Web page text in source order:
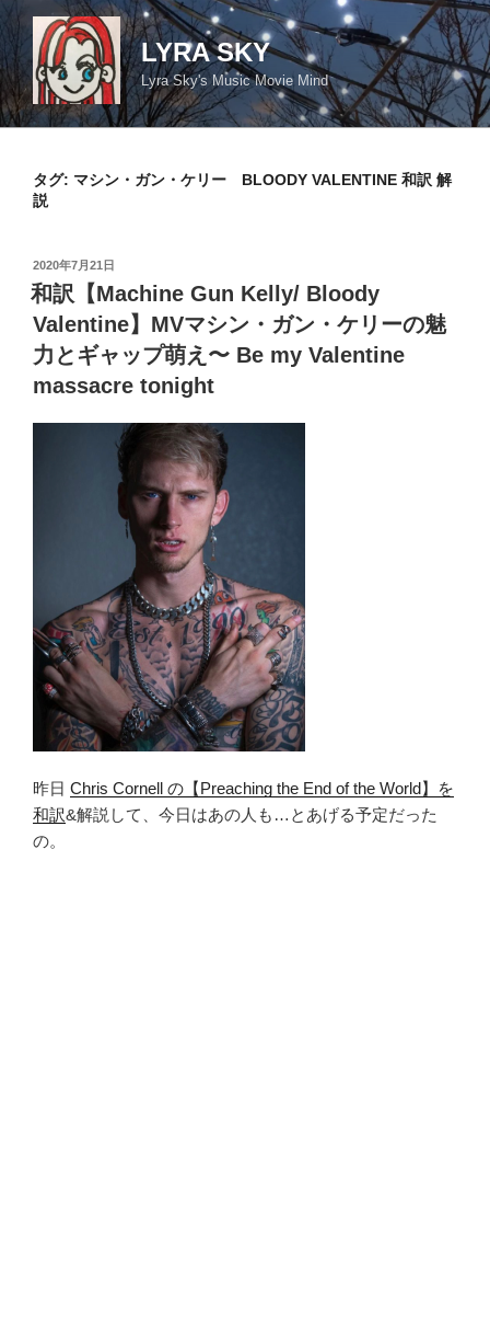
コ
ン
テ
ン
ツ
LYRA SKY
Lyra Sky's Music Movie Mind
タグ: マシン・ガン・ケリー BLOODY VALENTINE 和訳 解
説
投
稿
日:
2020年7月21日
和訳【Machine Gun Kelly/ Bloody
Valentine】MVマシン・ガン・ケリーの魅
力とギャップ萌え〜 Be my Valentine
massacre tonight
昨日 Chris Cornell の【Preaching the End of the World】を
和訳&解説して、今日はあの人も…とあげる予定だった
の。